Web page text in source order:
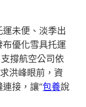
未便、淡季出
優化雪具托運
撐航空公司依
洪峰眼前，資
接，讓“包養說